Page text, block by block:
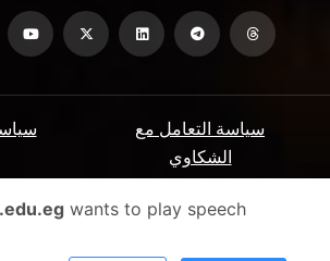
سياسة التعامل مع
الشكاوي
ميثاق المتعاملين
wants to play speech